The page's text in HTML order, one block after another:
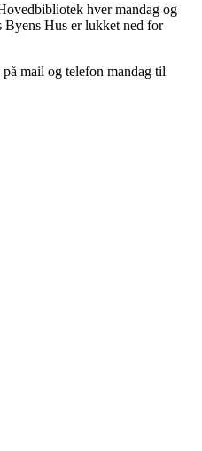
hver mandag og
Byens Hus er lukket ned for
mail og telefon mandag til